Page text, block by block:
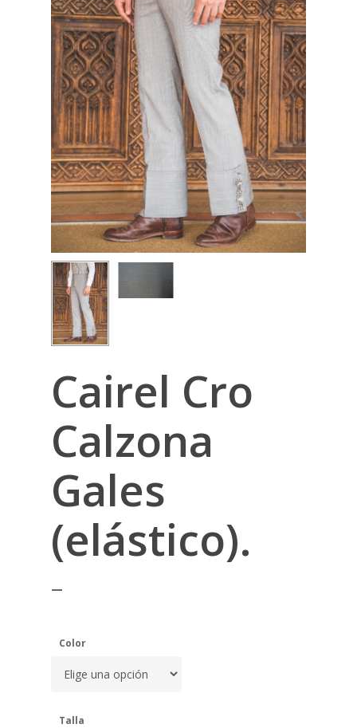
Cairel Cro
Calzona
Gales
(elástico).
–
Color
Talla